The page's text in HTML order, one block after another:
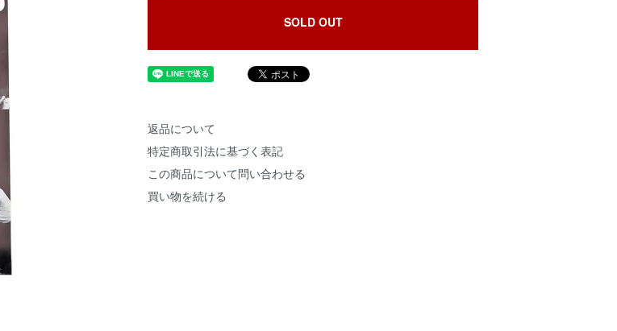
SOLD OUT
返品について
特定商取引法に基づく表記
この商品について問い合わせる
買い物を続ける